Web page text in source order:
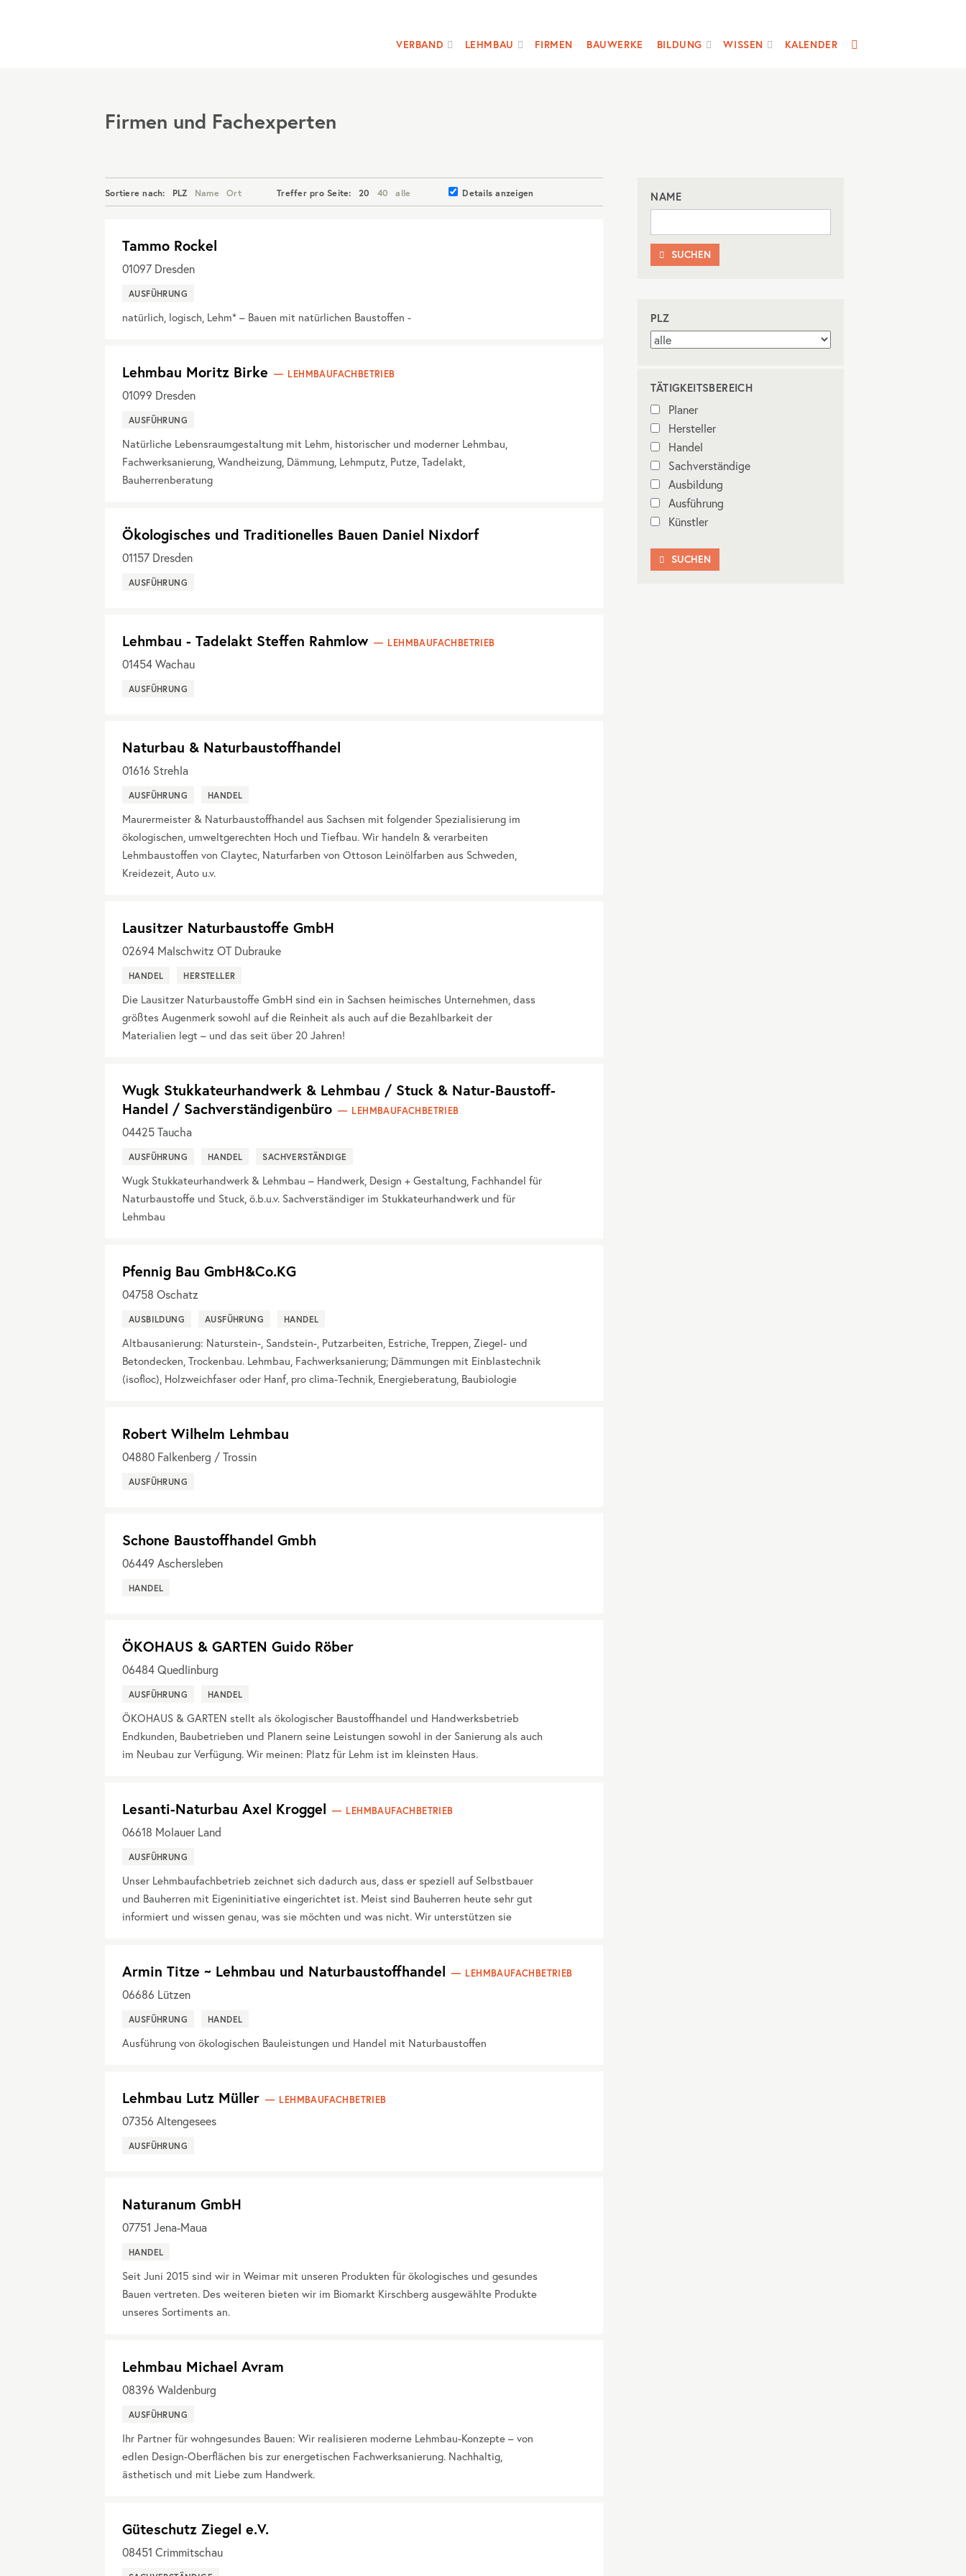
VERBAND LEHMBAU FIRMEN BAUWERKE BILDUNG WISSEN KALENDER
Firmen und Fachexperten
Sortiere nach: PLZ Name Ort Treffer pro Seite: 20 40 alle Details anzeigen
Tammo Rockel
01097 Dresden
AUSFÜHRUNG
natürlich, logisch, Lehm* – Bauen mit natürlichen Baustoffen -
Lehmbau Moritz Birke LEHMBAUFACHBETRIEB
01099 Dresden
AUSFÜHRUNG
Natürliche Lebensraumgestaltung mit Lehm, historischer und moderner Lehmbau,
Fachwerksanierung, Wandheizung, Dämmung, Lehmputz, Putze, Tadelakt,
Bauherrenberatung
Ökologisches und Traditionelles Bauen Daniel Nixdorf
01157 Dresden
AUSFÜHRUNG
Lehmbau - Tadelakt Steffen Rahmlow LEHMBAUFACHBETRIEB
01454Wachau
AUSFÜHRUNG
Naturbau & Naturbaustoffhandel
01616 Strehla
AUSFÜHRUNG HANDEL
Maurermeister & Naturbaustoffhandel aus Sachsen mit folgender Spezialisierung im
ökologischen, umweltgerechten Hoch und Tiefbau. Wir handeln & verarbeiten
Lehmbaustoffen von Claytec, Naturfarben von Ottoson Leinölfarben aus Schweden,
Kreidezeit, Auto u.v.
Lausitzer Naturbaustoffe GmbH
02694 Malschwitz OT Dubrauke
HANDEL HERSTELLER
Die Lausitzer Naturbaustoffe GmbH sind ein in Sachsen heimisches Unternehmen, dass
größtes Augenmerk sowohl auf die Reinheit als auch auf die Bezahlbarkeit der
Materialien legt – und das seit über 20 Jahren!
Wugk Stukkateurhandwerk & Lehmbau / Stuck & Natur-Baustoff-
Handel / Sachverständigenbüro
LEHMBAUFACHBETRIEB
04425Taucha
AUSFÜHRUNG HANDEL SACHVERSTÄNDIGE
Wugk Stukkateurhandwerk & Lehmbau – Handwerk, Design + Gestaltung, Fachhandel für
Naturbaustoffe und Stuck, ö.b.u.v. Sachverständiger im Stukkateurhandwerk und für
Lehmbau
Pfennig Bau GmbH&Co.KG
04758 Oschatz
AUSBILDUNG AUSFÜHRUNG HANDEL
Altbausanierung: Naturstein-, Sandstein-, Putzarbeiten, Estriche, Treppen, Ziegel- und
Betondecken, Trockenbau. Lehmbau, Fachwerksanierung; Dämmungen mit Einblastechnik
(isofloc), Holzweichfaser oder Hanf, pro clima-Technik, Energieberatung, Baubiologie
Robert Wilhelm Lehmbau
04880 Falkenberg / Trossin
AUSFÜHRUNG
Schone Baustoffhandel Gmbh
06449 Aschersleben
HANDEL
ÖKOHAUS & GARTEN Guido Röber
06484Quedlinburg
AUSFÜHRUNG HANDEL
ÖKOHAUS & GARTEN stellt als ökologischer Baustoffhandel und Handwerksbetrieb
Endkunden, Baubetrieben und Planern seine Leistungen sowohl in der Sanierung als auch
im Neubau zur Verfügung. Wir meinen: Platz für Lehm ist im kleinsten Haus.
Lesanti-Naturbau Axel Kroggel LEHMBAUFACHBETRIEB
06618 Molauer Land
AUSFÜHRUNG
Unser Lehmbaufachbetrieb zeichnet sich dadurch aus, dass er speziell auf Selbstbauer
und Bauherren mit Eigeninitiative eingerichtet ist. Meist sind Bauherren heute sehr gut
informiert und wissen genau, was sie möchten und was nicht. Wir unterstützen sie
Armin Titze ~ Lehmbau und Naturbaustoffhandel LEHMBAUFACHBETRIEB
06686 Lützen
AUSFÜHRUNG HANDEL
Ausführung von ökologischen Bauleistungen und Handel mit Naturbaustoffen
Lehmbau Lutz Müller LEHMBAUFACHBETRIEB
07356 Altengesees
AUSFÜHRUNG
Naturanum GmbH
07751 Jena-Maua
HANDEL
Seit Juni 2015 sind wir in Weimar mit unseren Produkten für ökologisches und gesundes
Bauen vertreten. Des weiteren bieten wir im Biomarkt Kirschberg ausgewählte Produkte
unseres Sortiments an.
Lehmbau Michael Avram
08396 Waldenburg
AUSFÜHRUNG
Ihr Partner für wohngesundes Bauen: Wir realisieren moderne Lehmbau-Konzepte – von
edlen Design-Oberflächen bis zur energetischen Fachwerksanierung. Nachhaltig,
ästhetisch und mit Liebe zum Handwerk.
Güteschutz Ziegel e.V.
08451 Crimmitschau
NAME
 SUCHEN
PLZ
TÄTIGKEITSBEREICH
Planer
Hersteller
Handel
Sachverständige
Ausbildung
Ausführung
Künstler
 SUCHEN